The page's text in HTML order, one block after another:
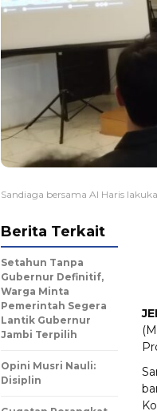
Sandiaga bersama Al Haris
Berita Terkait
Setahun Tanpa
Gubernur Definitif,
Warga Minta
Pemerintah Segera
Lantik Gubernur
Jambi Terpilih
Opini Musri Nauli:
Disiplin